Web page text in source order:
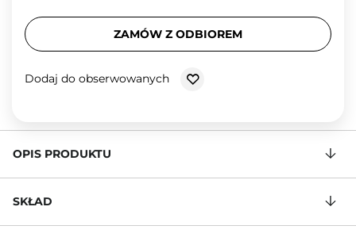
ZAMÓW Z ODBIOREM
Dodaj do obserwowanych
OPIS PRODUKTU
SKŁAD